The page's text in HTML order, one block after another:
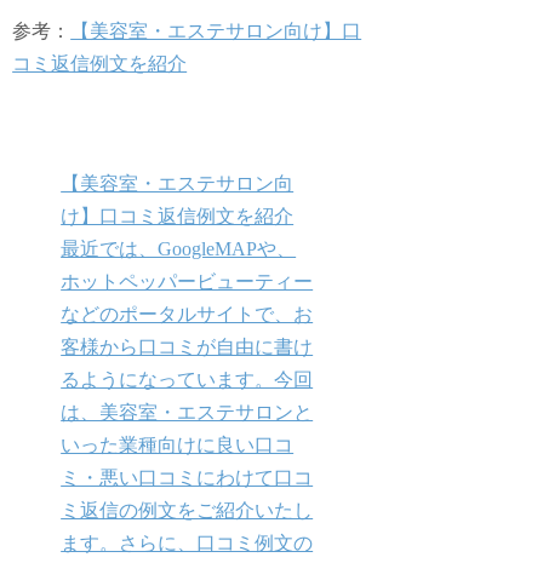
参考：
【美容室・エステサロン向け】口
コミ返信例文を紹介
【美容室・エステサロン向
け】口コミ返信例文を紹介
最近では、GoogleMAPや、
ホットペッパービューティー
などのポータルサイトで、お
客様から口コミが自由に書け
るようになっています。今回
は、美容室・エステサロンと
いった業種向けに良い口コ
ミ・悪い口コミにわけて口コ
ミ返信の例文をご紹介いたし
ます。さらに、口コミ例文の